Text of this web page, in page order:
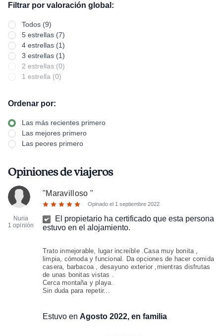
Filtrar por valoración global:
Todos (9)
5 estrellas (7)
4 estrellas (1)
3 estrellas (1)
2 estrellas (0)
1 estrella (0)
Ordenar por:
Las más recientes primero
Las mejores primero
Las peores primero
Opiniones de viajeros
Nuria
1 opinión
"Maravilloso "
Opinado el 1 septiembre 2022
El propietario ha certificado que esta persona
estuvo en el alojamiento.
Trato inmejorable, lugar increíble .Casa muy bonita ,
limpia, cómoda y funcional. Da opciones de hacer comida
casera, barbacoa , desayuno exterior ,mientras disfrutas
de unas bonitas vistas .
Cerca montaña y playa.
Sin duda para repetir...
Estuvo en Agosto 2022, en familia